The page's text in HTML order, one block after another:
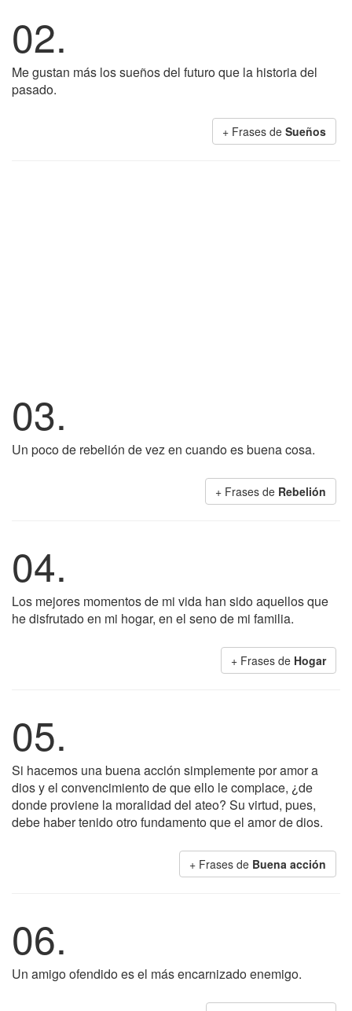
02.
Me gustan más los sueños del futuro que la historia del
pasado.
+ Frases de Sueños
03.
Un poco de rebelión de vez en cuando es buena cosa.
+ Frases de Rebelión
04.
Los mejores momentos de mi vida han sido aquellos que
he disfrutado en mi hogar, en el seno de mi familia.
+ Frases de Hogar
05.
Si hacemos una buena acción simplemente por amor a
dios y el convencimiento de que ello le complace, ¿de
donde proviene la moralidad del ateo? Su virtud, pues,
debe haber tenido otro fundamento que el amor de dios.
+ Frases de Buena acción
06.
Un amigo ofendido es el más encarnizado enemigo.